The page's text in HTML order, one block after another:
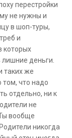
перестройки
не нужны и
в шоп-туры,
и
которых
деньги.
таких же
том, что надо
отдельно, ни к
не
вообще
никогда